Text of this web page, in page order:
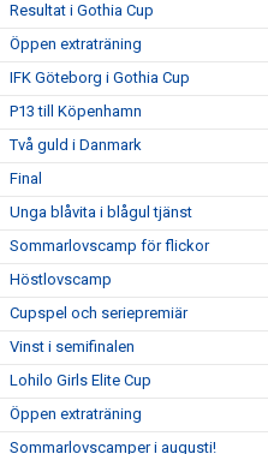
Resultat i Gothia Cup
Öppen extraträning
IFK Göteborg i Gothia Cup
P13 till Köpenhamn
Två guld i Danmark
Final
Unga blåvita i blågul tjänst
Sommarlovscamp för flickor
Höstlovscamp
Cupspel och seriepremiär
Vinst i semifinalen
Lohilo Girls Elite Cup
Öppen extraträning
Sommarlovscamper i augusti!